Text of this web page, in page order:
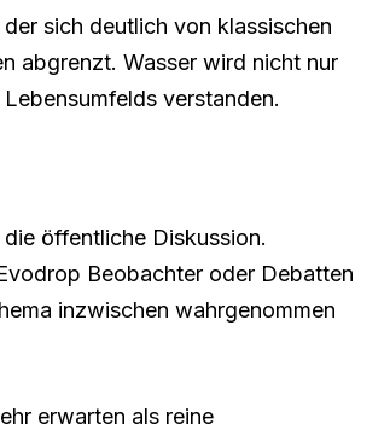
sich deutlich von klassischen
abgrenzt. Wasser wird nicht nur
verstanden.
öffentliche Diskussion.
Beobachter oder Debatten
inzwischen wahrgenommen
erwarten als reine